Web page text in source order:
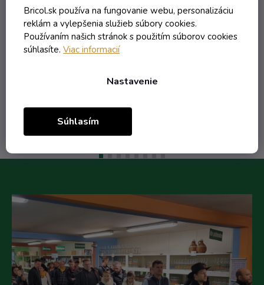
Bricol.sk používa na fungovanie webu, personalizáciu
reklám a vylepšenia služieb súbory cookies.
Používaním našich stránok s použitím súborov cookies
súhlasíte. Viac informacií
Nastavenie
Súhlasím
8,20 € vrátane DPH